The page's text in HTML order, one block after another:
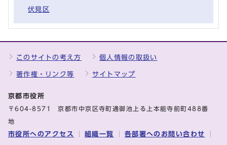
伏見区
このサイトの考え方 個人情報の取扱い
著作権・リンク等 サイトマップ
京都市役所
〒604-8571 京都市中京区寺町通御池上る上本能寺前町488番
地
市役所へのアクセス 組織一覧 各部署へのお問い合わせ